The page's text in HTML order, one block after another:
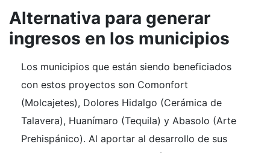
Alternativa para generar
ingresos en los municipios
Los municipios que están siendo beneficiados
con estos proyectos son Comonfort
(Molcajetes), Dolores Hidalgo (Cerámica de
Talavera), Huanímaro (Tequila) y Abasolo (Arte
Prehispánico). Al aportar al desarrollo de sus